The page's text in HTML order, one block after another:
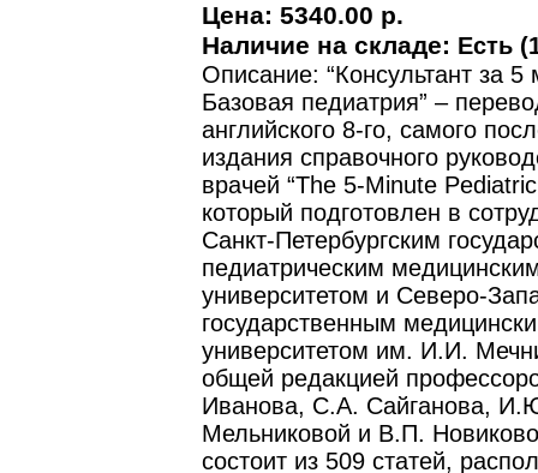
Цена: 5340.00 р.
Наличие на складе: Есть
Описание: “Консультант за 5
Базовая педиатрия” –
английского 8-го, самого
издания справочного
врачей “The 5-Minute
который подготовлен в
Санкт-Петербургским
педиатрическим
университетом и Северо-
государственным
университетом им. И.И.
общей редакцией
Иванова, С.А. Сайганова,
Мельниковой и В.П.
состоит из 509 статей,